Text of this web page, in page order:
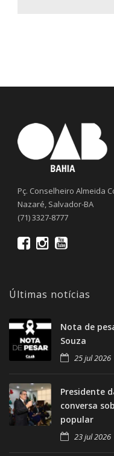
Pç. Conselheiro Almeida
Nazaré, Salvador-BA
(71) 3327-8777
Últimas notícias
Nota de
Souza
25 jul 2026
Presidente
conversa
popular
23 jul 2026